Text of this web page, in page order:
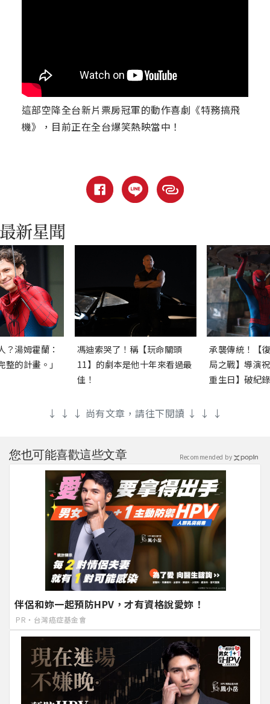
這部空降全台新片票房冠軍的動作喜劇《特務搞飛
機》，目前正在全台爆笑熱映當中！
？湯姆霍蘭：
的計畫。」
馮迪索哭了！稱【玩命關頭
11】的劇本是他十年來看過最
佳！
承襲傳統！【
局之戰】導演
重生日】破紀
↓ ↓ ↓ 尚有文章，請往下閱讀 ↓ ↓ ↓
您也可能喜歡這些文章
伴侶和妳一起預防HPV，才有資格說愛妳！
PR・台灣癌症基金會
Recommended by